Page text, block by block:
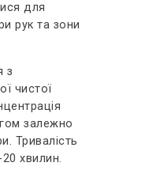
для
рук та зони
з
чистої
залежно
Тривалість
хвилин.